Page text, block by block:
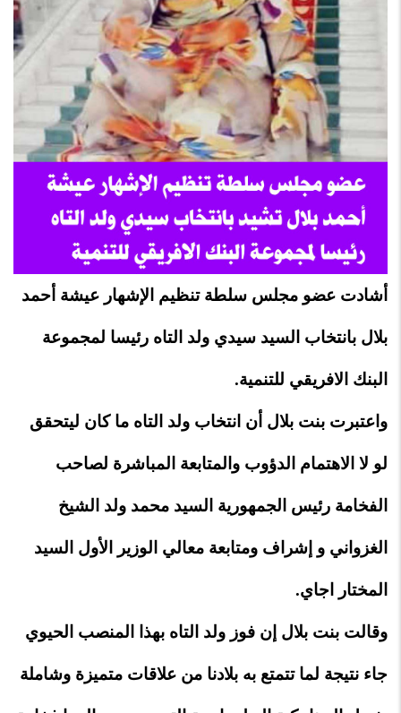
أشادت عضو مجلس سلطة تنظيم الإشهار عيشة أحمد
بلال بانتخاب السيد سيدي ولد التاه رئيسا لمجموعة
البنك الافريقي للتنمية.
واعتبرت بنت بلال أن انتخاب ولد التاه ما كان ليتحقق
لو لا الاهتمام الدؤوب والمتابعة المباشرة لصاحب
الفخامة رئيس الجمهورية السيد محمد ولد الشيخ
الغزواني و إشراف ومتابعة معالي الوزير الأول السيد
المختار اجاي.
وقالت بنت بلال إن فوز ولد التاه بهذا المنصب الحيوي
جاء نتيجة لما تتمتع به بلادنا من علاقات متميزة وشاملة